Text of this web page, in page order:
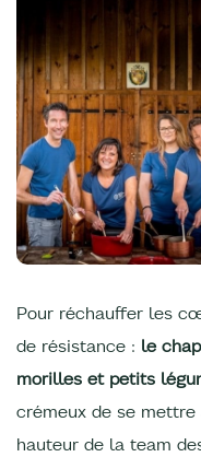
Pour réchauffer les
de résistance : le
morilles et petits
crémeux de se
hauteur de la team